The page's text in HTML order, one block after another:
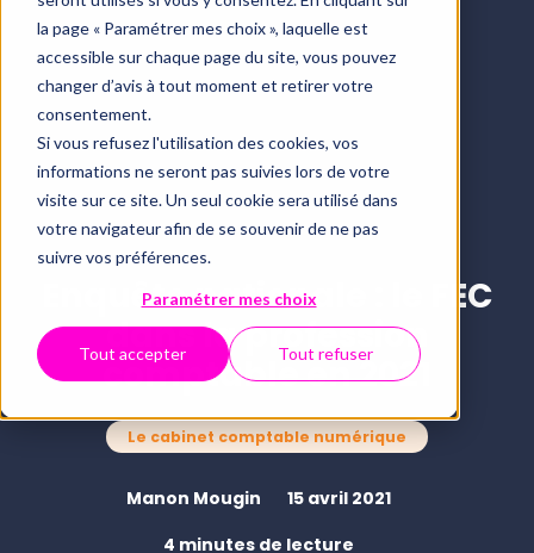
la page « Paramétrer mes choix », laquelle est
accessible sur chaque page du site, vous pouvez
changer d’avis à tout moment et retirer votre
consentement.
Si vous refusez l'utilisation des cookies, vos
informations ne seront pas suivies lors de votre
visite sur ce site. Un seul cookie sera utilisé dans
votre navigateur afin de se souvenir de ne pas
suivre vos préférences.
Paramétrer mes choix
Tout accepter Tout refuser
Enquête nationale : le FEC
dans la profession
comptable en 2021
Le cabinet comptable numérique
Manon Mougin
15 avril 2021
4 minutes de lecture